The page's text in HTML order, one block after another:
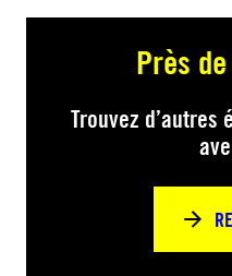
Près
Trouvez d’autres